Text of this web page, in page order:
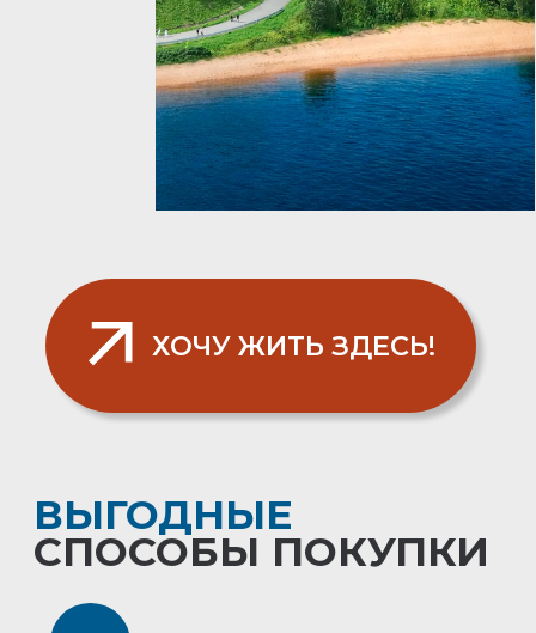
ПО ИПОТЕКЕ
Оставьте заявку, чтобы
узнать точные условия:
Номер телефона
РАССЧИТАТЬ ПЛАТЕЖ
100% ОПЛАТА
СКИДКА ДО 5%
2
Нажимая кнопку, Вы подтверждаете согласие
на обработку персональных данных и
принимаете условияПолитики